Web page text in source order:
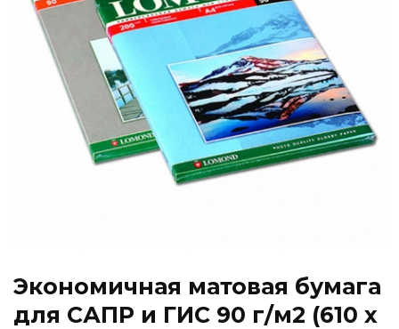
Экономичная матовая бумага
для САПР и ГИС 90 г/м2 (610 x